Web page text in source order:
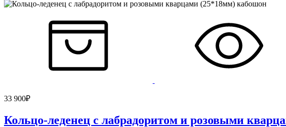
33 900₽
Кольцо-леденец с лабрадоритом и розовыми